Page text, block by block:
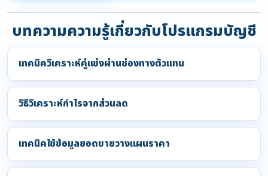
บทความความรู้เกี่ยวกับโปรแกรมบัญชี
เทคนิควิเคราะห์คู่แข่งผ่านช่องทางตัวแทน
วิธีวิเคราะห์กำไรจากส่วนลด
เทคนิคใช้ข้อมูลยอดขายวางแผนราคา